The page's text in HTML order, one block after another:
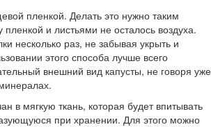
пленкой. Делать это нужно таким
и листьями не осталось воздуха.
несколько раз, не забывая укрыть и
этого способа лучше всего
внешний вид капусты, не говоря уже
в мягкую ткань, которая будет впитывать
при хранении. Для этого можно